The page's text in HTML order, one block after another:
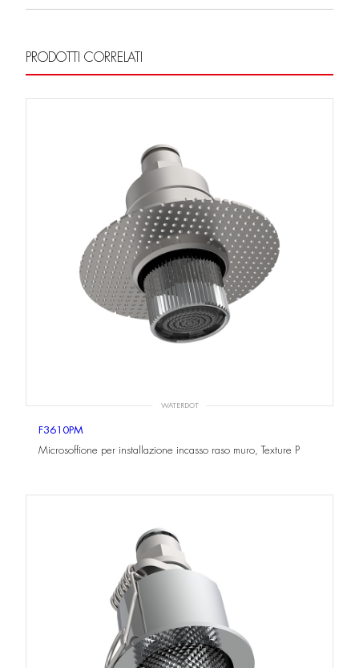
PRODOTTI CORRELATI
WATERDOT
F3610PM
Microsoffione per installazione incasso raso muro, Texture P